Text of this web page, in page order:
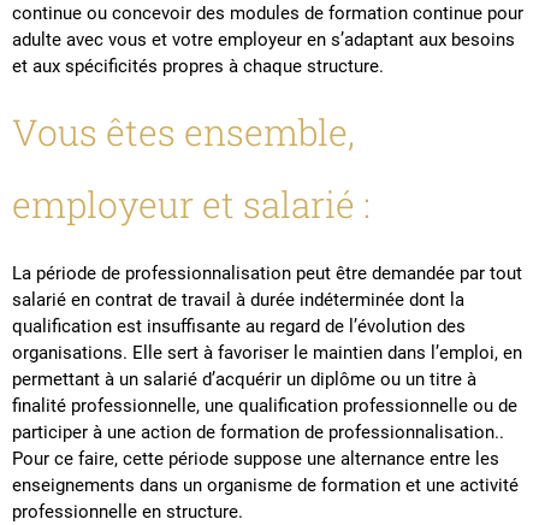
continue ou concevoir des modules de formation continue pour
adulte avec vous et votre employeur en s’adaptant aux besoins
et aux spécificités propres à chaque structure.
Vous êtes ensemble,
employeur et salarié :
La période de professionnalisation peut être demandée par tout
salarié en contrat de travail à durée indéterminée dont la
qualification est insuffisante au regard de l’évolution des
organisations. Elle sert à favoriser le maintien dans l’emploi, en
permettant à un salarié d’acquérir un diplôme ou un titre à
finalité professionnelle, une qualification professionnelle ou de
participer à une action de formation de professionnalisation..
Pour ce faire, cette période suppose une alternance entre les
enseignements dans un organisme de formation et une activité
professionnelle en structure.